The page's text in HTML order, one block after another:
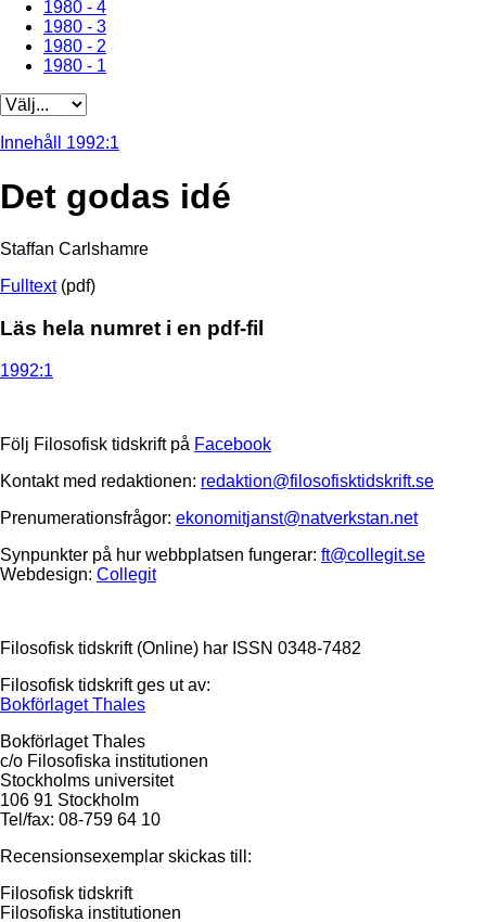
1980 - 4
1980 - 3
1980 - 2
1980 - 1
Innehåll 1992:1
Det godas idé
Staffan Carlshamre
Fulltext(pdf)
Läs hela numret i en pdf-fil
1992:1
Följ Filosofisk tidskrift på Facebook
Kontakt med redaktionen: redaktion@filosofisktidskrift.se
Prenumerationsfrågor: ekonomitjanst@natverkstan.net
Synpunkter på hur webbplatsen fungerar: ft@collegit.se
Webdesign: Collegit
Filosofisk tidskrift (Online) har ISSN 0348-7482
Filosofisk tidskrift ges ut av:
Bokförlaget Thales
Bokförlaget Thales
c/o Filosofiska institutionen
Stockholms universitet
106 91 Stockholm
Tel/fax: 08-759 64 10
Recensionsexemplar skickas till:
Filosofisk tidskrift
Filosofiska institutionen